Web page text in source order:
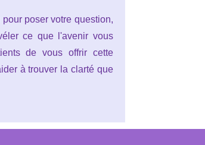
poser votre question,
ce que l'avenir vous
de vous offrir cette
à trouver la clarté que